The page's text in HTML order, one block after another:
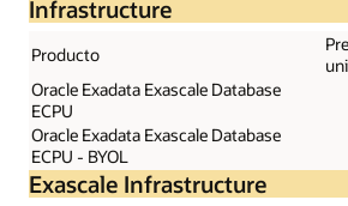
Infrastructure
Producto
Oracle Exadata Exascale Database
ECPU
Oracle Exadata Exascale Database
ECPU - BYOL
Exascale Infrastructure